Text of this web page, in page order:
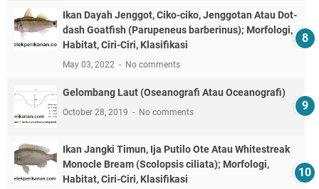
Ikan Dayah Jenggot, Ciko-ciko, Jenggotan Atau Dot-
dash Goatfish (Parupeneus barberinus); Morfologi,
Habitat, Ciri-Ciri, Klasifikasi
May 03, 2022 No comments
Gelombang Laut (Oseanografi Atau Oceanografi)
October 28, 2019 No comments
Ikan Jangki Timun, Ija Putilo Ote Atau Whitestreak
Monocle Bream (Scolopsis ciliata); Morfologi,
Habitat, Ciri-Ciri, Klasifikasi